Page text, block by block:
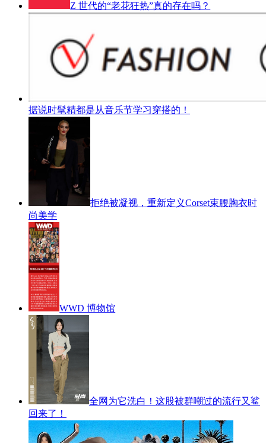
Z 世代的“老花狂热”真的存在吗？
据说时髦精都是从音乐节学习穿搭的！
拒绝被凝视，重新定义Corset束腰胸衣时
尚美学
WWD 博物馆
全网为它洗白！这股被群嘲过的流行又鲨
回来了！